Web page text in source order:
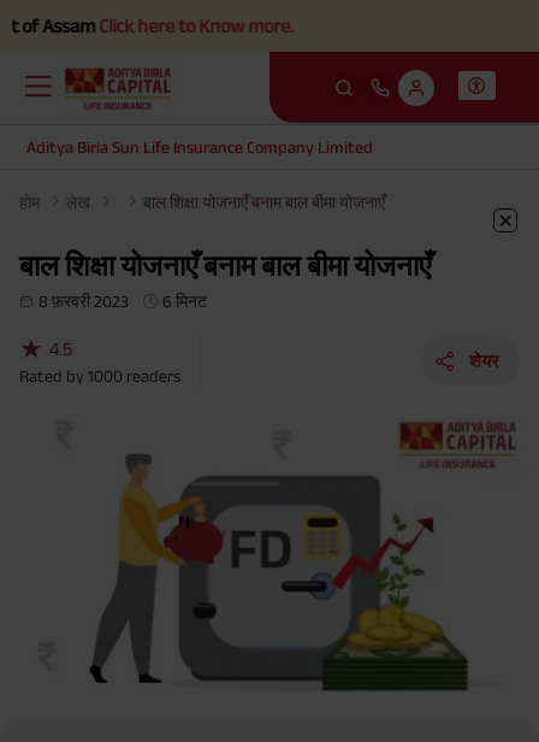
Click here to Know more.
Aditya Birla Sun Life Insurance Company Limited
होम लेख बाल शिक्षा योजनाएँ बनाम बाल बीमा योजनाएँ
बाल शिक्षा योजनाएँ बनाम बाल बीमा योजनाएँ
8 फ़रवरी 2023 6 मिनट
★ 4.5
Rated by 1000 readers
शेयर